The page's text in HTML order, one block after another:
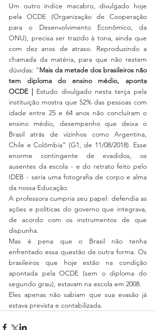
Um outro índice macabro, divulgado hoje
pela OCDE (Organização de Cooperação
para o Desenvolvimento Econômico, da
ONU), precisa ser trazido à tona, ainda que
com dez anos de atraso. Reproduzindo a
chamada da matéria, para que não restem
dúvidas: “Mais da metade dos brasileiros não
tem diploma do ensino médio, aponta
OCDE | Estudo divulgado nesta terça pela
instituição mostra que 52% das pessoas com
idade entre 25 e 64 anos não concluíram o
ensino médio, desempenho que deixa o
Brasil atrás de vizinhos como Argentina,
Chile e Colômbia” (G1, de 11/08/2018). Esse
enorme contingente de evadidos, os
ausentes da escola - e do retrato feito pelo
IDEB - seria uma fotografia de corpo e alma
da nossa Educação.
A professora cumpria seu papel: defendia as
ações e políticas do governo que integrava,
de acordo com os instrumentos de que
dispunha.
Mas é pena que o Brasil não tenha
enfrentado essa questão de outra forma. Os
brasileiros que hoje estão na condição
apontada pela OCDE (sem o diploma do
segundo grau), estavam na escola em 2008.
Eles apenas não sabiam que sua evasão já
estava prevista e contabilizada.